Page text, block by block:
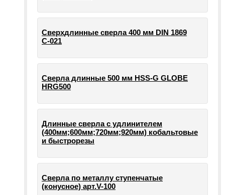
Сверхдлинные сверла 400 мм DIN 1869
С-021
Сверла длинные 500 мм HSS-G GLOBE
HRG500
Длинные сверла с удлинителем
(400мм;600мм;720мм;920мм) кобальтовые
и быстрорезы
Сверла по металлу ступенчатые
(конусное) арт.V-100